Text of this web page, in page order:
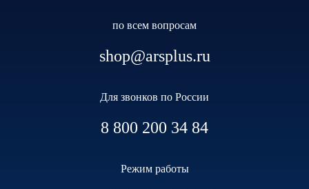
по всем вопросам
shop@arsplus.ru
Для звонков по России
8 800 200 34 84
Режим работы